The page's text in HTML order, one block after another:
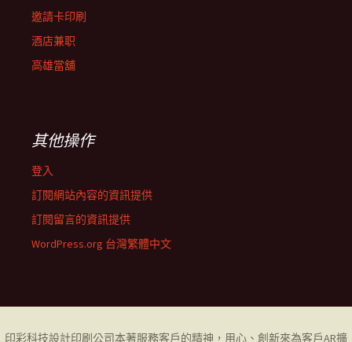
邀請卡印刷
酒店兼职
高雄當舖
其他操作
登入
訂閱網站內容的資訊提供
訂閱留言的資訊提供
WordPress.org 台灣繁體中文
印彩科技設計印刷公司本著服務客戶的精神，用心、創新來為客戶AR擴